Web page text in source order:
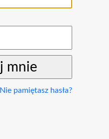
Nie pamiętasz hasła?